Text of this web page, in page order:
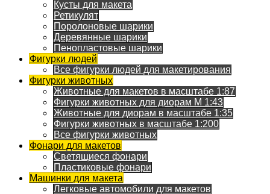
Кусты для макета
Ретикулят
Поролоновые шарики
Деревянные шарики
Пенопластовые шарики
Фигурки людей
Все фигурки людей для макетирования
Фигурки животных
Животные для макетов в масштабе 1:87
Фигурки животных для диорам М 1:43
Животные для диорам в масштабе 1:35
Фигурки животных в масштабе 1:200
Все фигурки животных
Фонари для макетов
Светящиеся фонари
Пластиковые фонари
Машинки для макета
Легковые автомобили для макетов